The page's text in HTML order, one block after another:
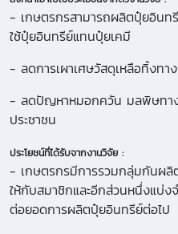
- เกษตรกรสามารถผลิตปุ๋ยอินท
ใช้ปุ๋ยอินทรีย์แทนปุ๋ยเคมี
- ลดการเผาเศษวัสดุเหลือทิ้งทา
- ลดปัญหาหมอกควัน มลพิษทา
ประชาชน
ประโยชน์ที่ได้รับจากงานวิจัย :
- เกษตรกรมีการรวมกลุ่มกันผลิ
ให้กับสมาชิกและอีกส่วนหนึ่งแบ่ง
ต่อยอดการผลิตปุ๋ยอินทรีย์ต่อไป